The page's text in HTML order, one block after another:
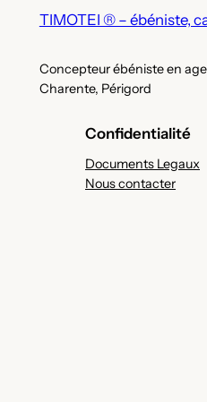
TIMOTEI ® – ébéniste,
Concepteur ébéniste en
Charente, Périgord
Confidentialité
Documents Legaux
Nous contacter